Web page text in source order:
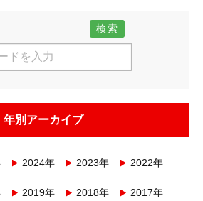
検索
年別アーカイブ
2024年 2023年 2022年
2019年 2018年 2017年